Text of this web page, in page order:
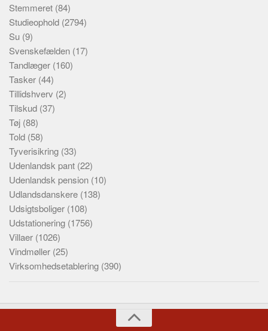
Stemmeret (84)
Studieophold (2794)
Su (9)
Svenskefælden (17)
Tandlæger (160)
Tasker (44)
Tillidshverv (2)
Tilskud (37)
Tøj (88)
Told (58)
Tyverisikring (33)
Udenlandsk pant (22)
Udenlandsk pension (10)
Udlandsdanskere (138)
Udsigtsboliger (108)
Udstationering (1756)
Villaer (1026)
Vindmøller (25)
Virksomhedsetablering (390)